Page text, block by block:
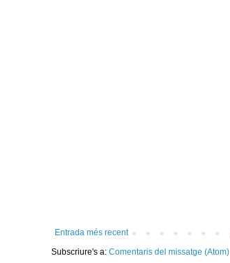
Entrada més recent
Subscriure's a: Comentaris del missatge (Atom)